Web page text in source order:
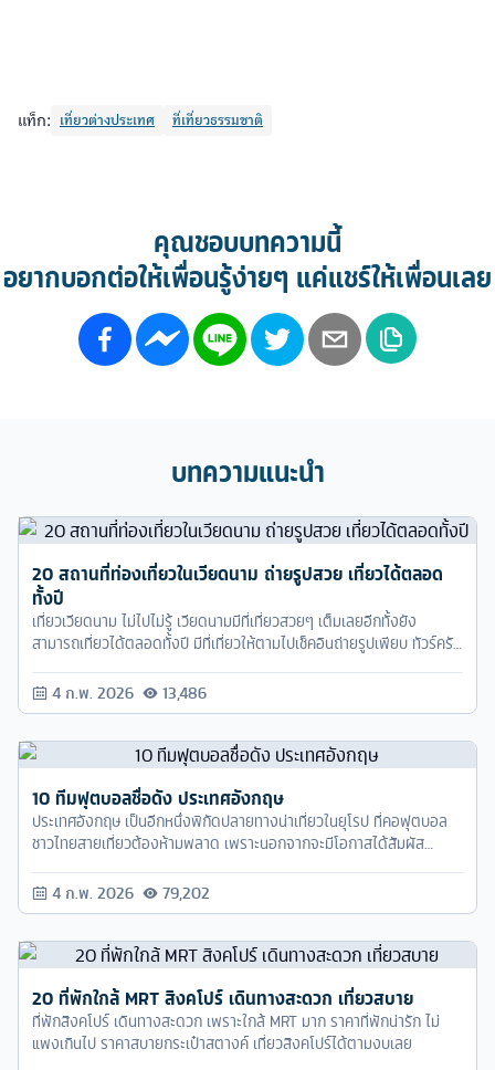
แท็ก: เที่ยวต่างประเทศ ที่เที่ยวธรรมชาติ
คุณชอบบทความนี้
อยากบอกต่อให้เพื่อนรู้ง่ายๆ แค่แชร์ให้เพื่อนเลย
บทความแนะนำ
20 สถานที่ท่องเที่ยวในเวียดนาม ถ่ายรูปสวย เที่ยวได้ตลอด
ทั้งปี
เที่ยวเวียดนาม ไม่ไปไม่รู้ เวียดนามมีที่่เที่ยวสวยๆ เต็มเลยอีกทั้งยัง
สามารถเที่ยวได้ตลอดทั้งปี มีที่เที่ยวให้ตามไปเช็คอินถ่ายรูปเพียบ ทัวร์ครับ
4 ก.พ. 2026 13,486
10 ทีมฟุตบอลชื่อดัง ประเทศอังกฤษ
ประเทศอังกฤษ เป็นอีกหนึ่งพิกัดปลายทางน่าเที่ยวในยุโรป ที่คอฟุตบอล
ชาวไทยสายเที่ยวต้องห้ามพลาด เพราะนอกจากจะมีโอกาสได้สัมผัส
แบบติดขอบสนามจริง ๆ แล้ว ยังได้เที่ยวเมืองผู้ดีที่มีวิวสวย ๆ วัฒนธรรม
เก่าแก่สุดคลาสสิคที่มีมาอย่างช้านานไปพร้อม ๆ กันในคราวเดียวอีกด้วย
4 ก.พ. 2026 79,202
20 ที่พักใกล้ MRT สิงคโปร์ เดินทางสะดวก เที่ยวสบาย
ที่พักสิงคโปร์ เดินทางสะดวก เพราะใกล้ MRT มาก ราคาที่พักน่ารัก ไม่
แพงเกินไป ราคาสบายกระเป๋าสตางค์ เที่ยวสิงคโปร์ได้ตามงบเลย